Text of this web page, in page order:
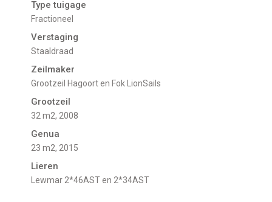
Type tuigage
Fractioneel
Verstaging
Staaldraad
Zeilmaker
Grootzeil Hagoort en Fok LionSails
Grootzeil
32 m2, 2008
Genua
23 m2, 2015
Lieren
Lewmar 2*46AST en 2*34AST